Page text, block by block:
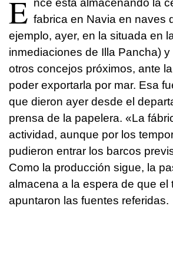
E nce está almacenando la
fabrica en Navia en naves
ejemplo, ayer, en la situada en
inmediaciones de Illa Pancha)
otros concejos próximos, ante
poder exportarla por mar. Esa
que dieron ayer desde el
prensa de la papelera. «La
actividad, aunque por los
pudieron entrar los barcos
Como la producción sigue, la
almacena a la espera de que el
apuntaron las fuentes referidas.